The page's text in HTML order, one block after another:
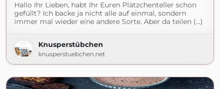
Hallo Ihr Lieben, habt Ihr Euren Plätzchenteller schon
gefüllt? Ich backe ja nicht alle auf einmal, sondern
immer mal wieder eine andere Sorte. Aber da teilen (...)
Knusperstübchen
knusperstuebchen.net